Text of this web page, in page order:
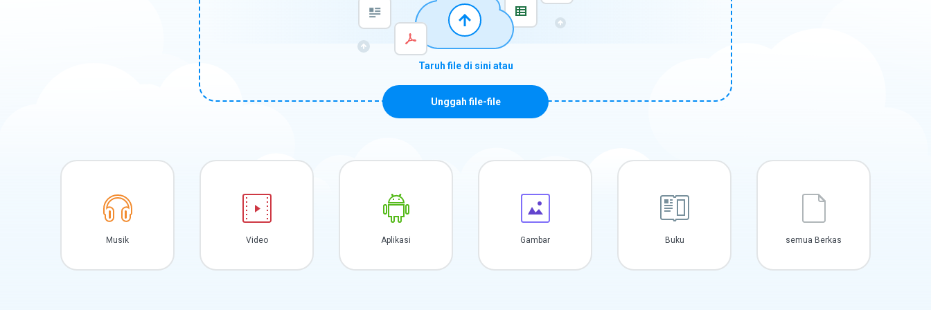
Taruh file di sini atau
Unggah file-file
Musik Video Aplikasi Gambar Buku semua Berkas